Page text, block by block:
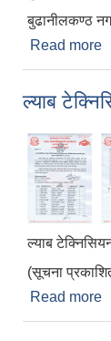
बुढानीलकण्ठ
Read more
ल्याब
ल्याब
(सूचना
Read more